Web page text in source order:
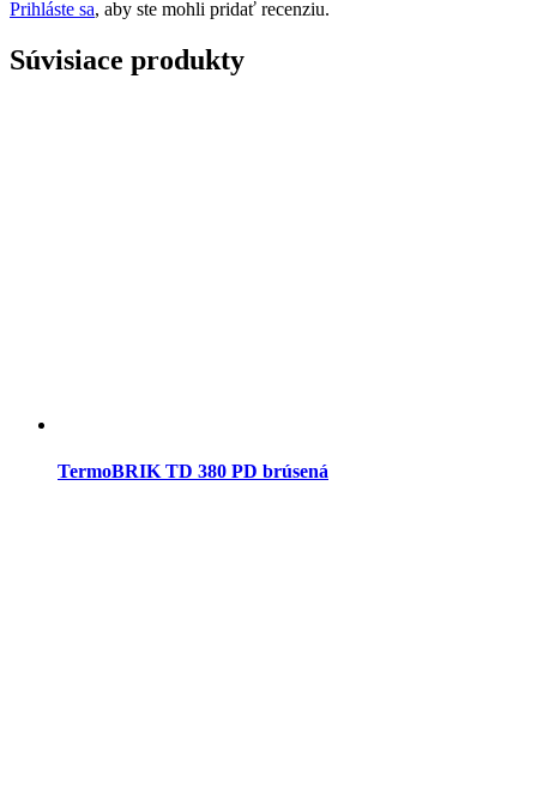
Prihláste sa, aby ste mohli pridať recenziu.
Súvisiace produkty
TermoBRIK TD 380 PD brúsená